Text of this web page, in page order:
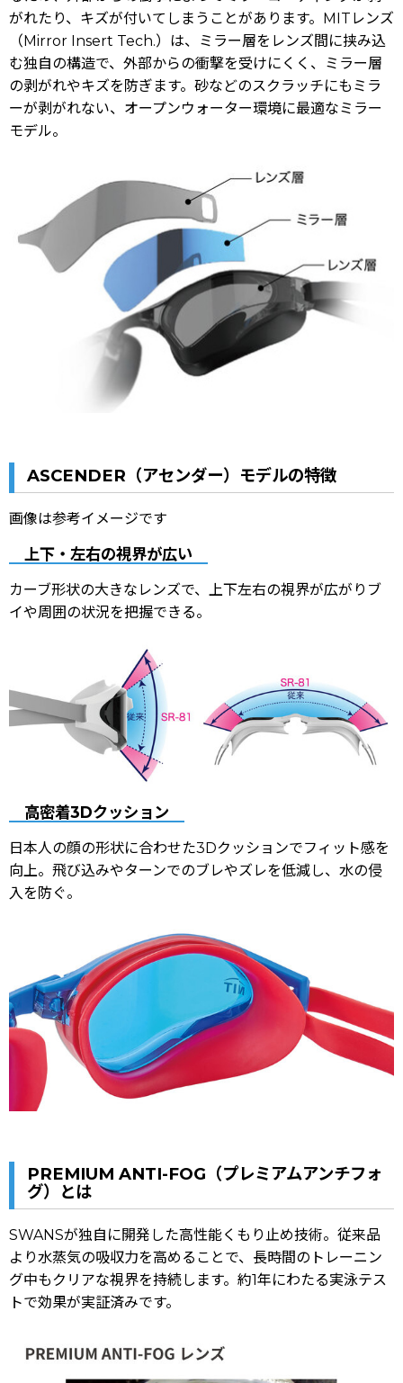
がれたり、キズが付いてしまうことがあります。
MITレンズ
（Mirror Insert Tech.）は、ミラー層をレンズ間に挟み込
む独自の構造で、外部からの衝撃を受けにくく、ミラー層
の剥がれやキズを防ぎます。 砂などのスクラッチにもミラ
ーが剥がれない、オープンウォーター環境に最適なミラー
モデル。
ASCENDER（アセンダー）モデルの特徴
画像は参考イメージです
上下・左右の視界が広い
カーブ形状の大きなレンズで、上下左右の視界が広がりブ
イや周囲の状況を把握できる。
高密着3Dクッション
日本人の顔の形状に合わせた3Dクッションでフィット感を
向上。飛び込みやターンでのブレやズレを低減し、水の侵
入を防ぐ。
PREMIUM ANTI-FOG（プレミアムアンチフォ
グ）とは
SWANSが独自に開発した高性能くもり止め技術。従来品
より水蒸気の吸収力を高めることで、長時間のトレーニン
グ中もクリアな視界を持続します。約1年にわたる実泳テス
トで効果が実証済みです。